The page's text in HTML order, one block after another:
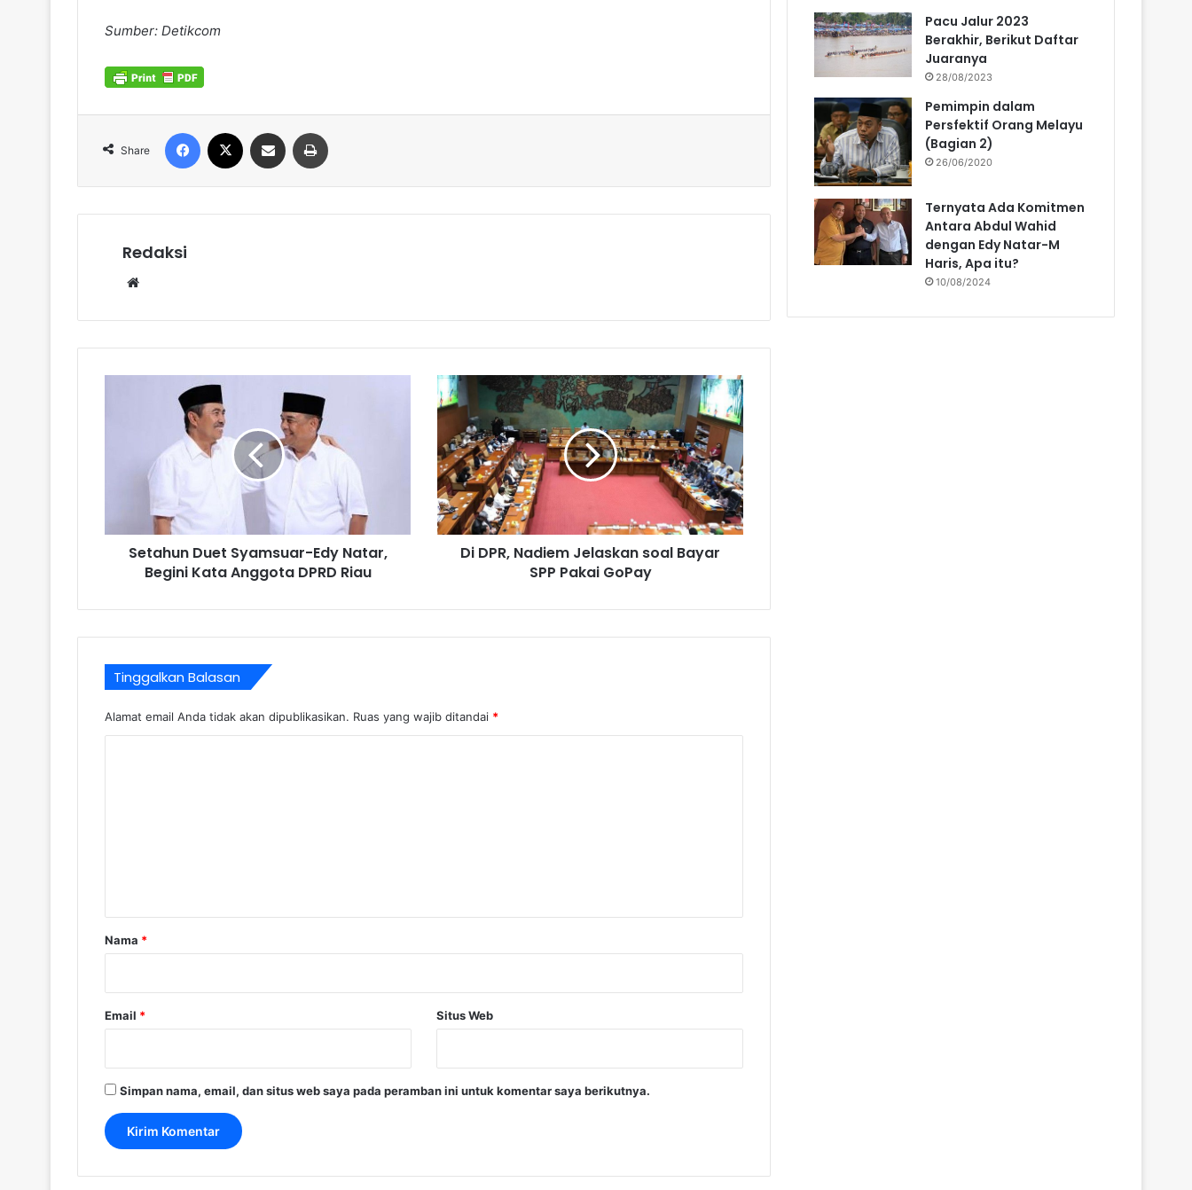
Sumber: Detikcom
Share
Facebook Share via Email
Redaksi
Setahun Duet Syamsuar-Edy Natar,
Begini Kata Anggota DPRD Riau
Di DPR, Nadiem Jelaskan soal Bayar
SPP Pakai GoPay
Tinggalkan Balasan
Alamat email Anda tidak akan dipublikasikan. Ruas yang wajib ditandai *
rNama *
Email * Situs Web
Simpan nama, email, dan situs web saya pada peramban ini untuk komentar saya berikutnya.
Pacu Jalur 2023
Berakhir, Berikut Daftar
Juaranya
28/08/2023
Pemimpin dalam
Persfektif Orang Melayu
(Bagian 2)
26/06/2020
Ternyata Ada Komitmen
Antara Abdul Wahid
dengan Edy Natar-M
Haris, Apa itu?
10/08/2024